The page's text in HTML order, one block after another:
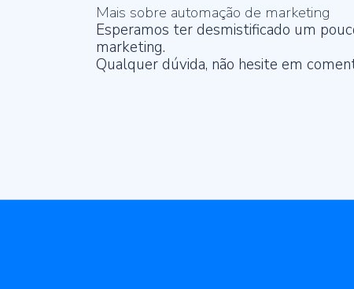
Mais sobre automação de marketing
Esperamos ter desmistificado um
marketing.
Qualquer dúvida, não hesite em